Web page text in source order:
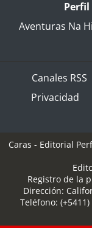
Perfil
Aventuras Na
Canales RSS
Privacidad
Caras - Editorial
Registro de la
Dirección:
Teléfono: